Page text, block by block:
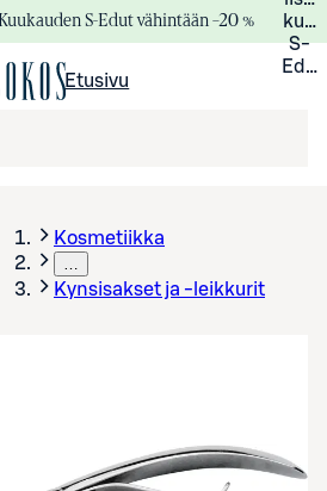
S-Edut vähintään –20 %
S-
Etusivu
Kosmetiikka
…
Kynsisakset ja -leikkurit